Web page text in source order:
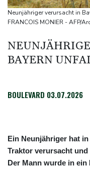
Umfrage: Mehrheit
"Rente mit 63"
Bericht: Dobrindt
Bundespolizei
Gazastreifen weiter ab
Neunjähriger verursacht in
FRANCOIS MONIER - AFP/
BAYERN
BOULEVARD 03.07.2026
Ein Neunjähriger hat
Traktor verursacht
Der Mann wurde in